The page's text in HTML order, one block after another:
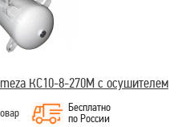
КС10-8-270М с осушителем
Бесплатно
по России